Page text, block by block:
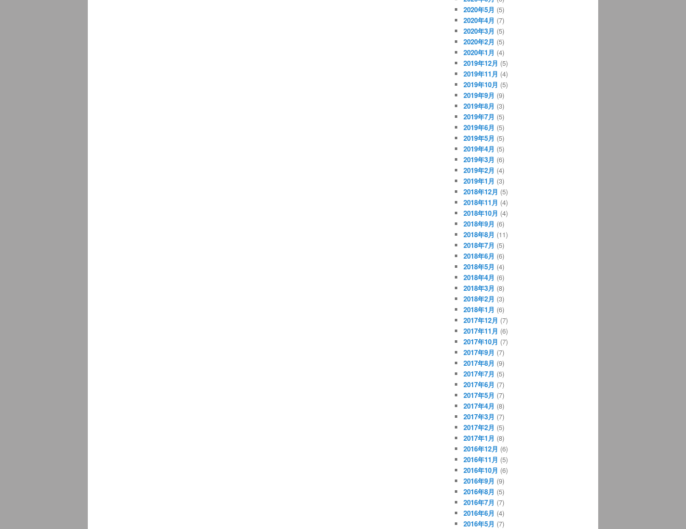
2020年5月 (5)
2020年4月 (7)
2020年3月 (5)
2020年2月 (5)
2020年1月 (4)
2019年12月 (5)
2019年11月 (4)
2019年10月 (5)
2019年9月 (9)
2019年8月 (3)
2019年7月 (5)
2019年6月 (5)
2019年5月 (5)
2019年4月 (5)
2019年3月 (6)
2019年2月 (4)
2019年1月 (3)
2018年12月 (5)
2018年11月 (4)
2018年10月 (4)
2018年9月 (6)
2018年8月 (11)
2018年7月 (5)
2018年6月 (6)
2018年5月 (4)
2018年4月 (6)
2018年3月 (8)
2018年2月 (3)
2018年1月 (6)
2017年12月 (7)
2017年11月 (6)
2017年10月 (7)
2017年9月 (7)
2017年8月 (9)
2017年7月 (5)
2017年6月 (7)
2017年5月 (7)
2017年4月 (8)
2017年3月 (7)
2017年2月 (5)
2017年1月 (8)
2016年12月 (6)
2016年11月 (5)
2016年10月 (6)
2016年9月 (9)
2016年8月 (5)
2016年7月 (7)
2016年6月 (4)
2016年5月 (7)